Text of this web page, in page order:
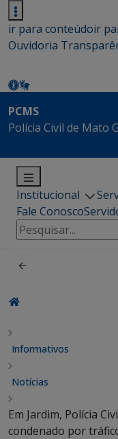
ir para conteúdoir
Ouvidoria
PCMS
Polícia Civil de Mato
Institucional
Fale Conosco
Pesquisar
por:
Informativos
Notícias
Em Jardim, Polícia
condenado por